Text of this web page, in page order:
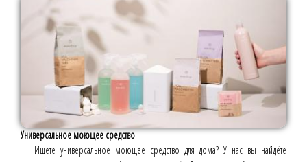
Универсальное моющее средство
Ищете универсальное моющее средство для дома? У нас вы найдёте